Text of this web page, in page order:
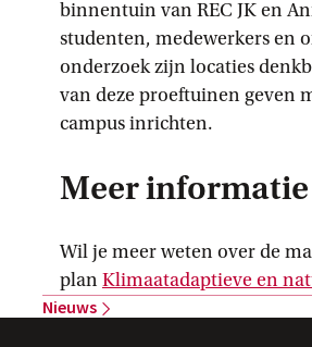
binnentuin van REC JK en
studenten, medewerkers en
onderzoek zijn locaties
van deze proeftuinen geven
campus inrichten.
Meer informatie
Wil je meer weten over de
plan Klimaatadaptieve en
Nieuws